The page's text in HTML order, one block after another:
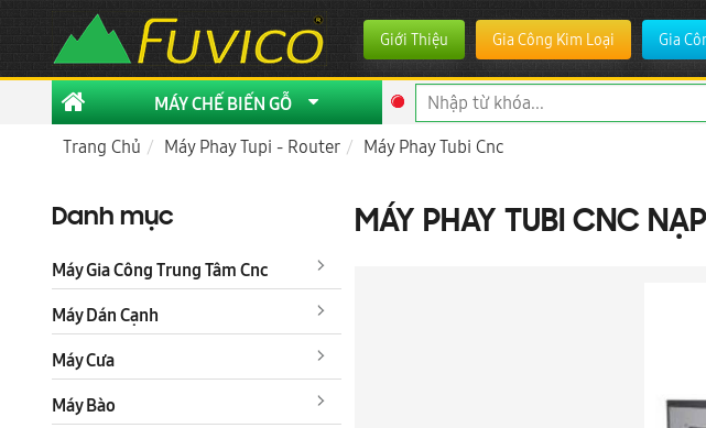
Giới Thiệu Gia Công Kim Loại Gia
MÁY CHẾ BIẾN GỖ
Trang Chủ Máy Phay Tupi - Router Máy Phay Tubi Cnc
Danh mục
Máy Gia Công Trung Tâm Cnc
Máy Dán Cạnh
Máy Cưa
Máy Bào
MÁY PHAY TUBI CNC